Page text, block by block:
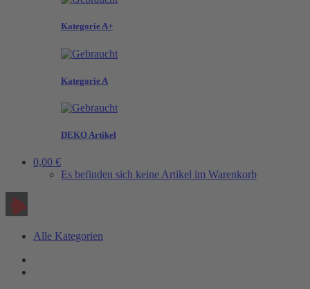
Kategorie A+
Kategorie A
DEKO Artikel
0,00 €
Es befinden sich keine Artikel im Warenkorb
Alle Kategorien